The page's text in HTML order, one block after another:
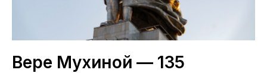
Вере Мухиной — 135